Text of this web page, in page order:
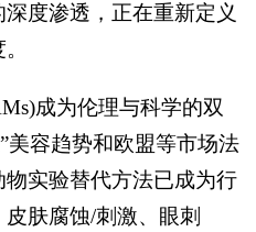
度渗透，正在重新定义
成为伦理与科学的双
美容趋势和欧盟等市场法
实验替代方法已成为行
肤腐蚀/刺激、眼刺